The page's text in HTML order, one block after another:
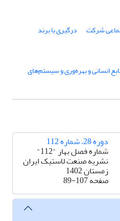
شرکت درگیری با برند
انسانی و بهره‌وری و سیستم‌های
دوره 28، شماره 112
شماره فصل بهار "112"
نشریه صنعت لاستیک ایران
زمستان 1402
صفحه89-107